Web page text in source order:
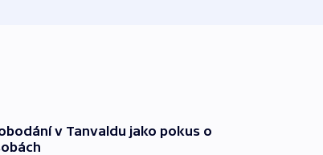
v Tanvaldu jako pokus o